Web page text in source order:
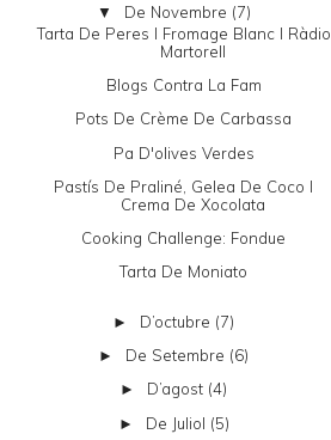
▼ De Novembre (7)
Tarta De Peres I Fromage Blanc I Ràdio
Martorell
Blogs Contra La Fam
Pots De Crème De Carbassa
Pa D'olives Verdes
Pastís De Praliné, Gelea De Coco I
Crema De Xocolata
Cooking Challenge: Fondue
Tarta De Moniato
► D’octubre (7)
► De Setembre (6)
► D’agost (4)
► De Juliol (5)